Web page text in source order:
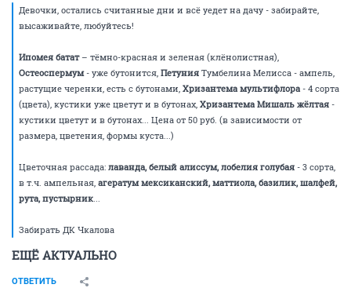
Девочки, остались считанные дни и всё уедет на дачу - забирайте,
высаживайте, любуйтесь!
Ипомея батат– тёмно-красная и зеленая (клёнолистная),
Остеоспермум- уже бутонится, Петуния Тумбелина Мелисса - ампель,
растущие черенки, есть с бутонами, Хризантема мультифлора - 4 сорта
(цвета), кустики уже цветут и в бутонах, Хризантема Мишаль жёлтая -
кустики цветут и в бутонах... Цена от 50 руб. (в зависимости от
размера, цветения, формы куста...)
Цветочная рассада: лаванда, белый алиссум, лобелия голубая - 3 сорта,
в т.ч. ампельная, агератум мексиканский, маттиола, базилик, шалфей,
рута, пустырник...
Забирать ДК Чкалова
ЕЩЁ АКТУАЛЬНО
ОТВЕТИТЬ